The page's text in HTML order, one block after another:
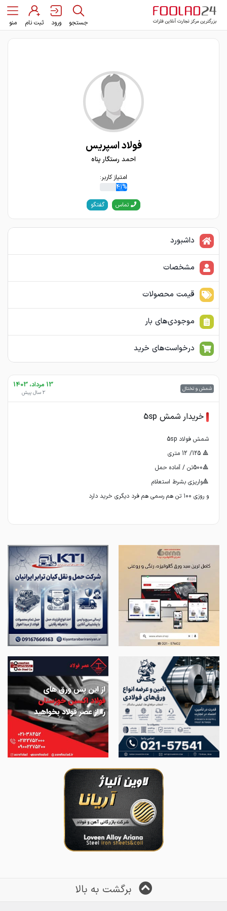
جستجو ورود ثبت نام منو
فولاد اسپریس
احمد رستگار پناه
امتیاز کاربر:
41%
تماس گفتگو
داشبورد
مشخصات
قیمت محصولات
موجودی‌های بار
درخواست‌های خرید
شمش و تختال 13 مرداد، 1403
2 سال پیش
خریدار شمش 5sp
و روزی ۱۰۰ تن هم رسمی هم فرد دیگری خرید دارد
برگشت به بالا